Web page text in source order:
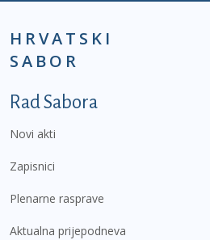
HRVATSKI
SABOR
Podnožje prvi izbornik
Rad Sabora
Novi akti
Zapisnici
Plenarne rasprave
Aktualna prijepodneva